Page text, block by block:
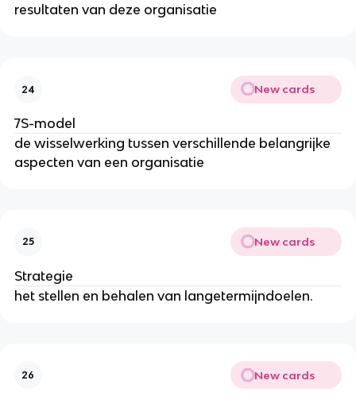
resultaten van deze organisatie
24 New cards
7S-model
de wisselwerking tussen verschillende belangrijke
aspecten van een organisatie
25 New cards
Strategie
het stellen en behalen van langetermijndoelen.
26 New cards